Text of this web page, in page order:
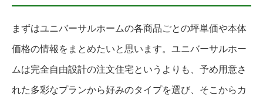
まずはユニバーサルホームの各商品ごとの坪単価や本体
価格の情報をまとめたいと思います。ユニバーサルホー
ムは完全自由設計の注文住宅というよりも、予め用意さ
れた多彩なプランから好みのタイプを選び、そこからカ